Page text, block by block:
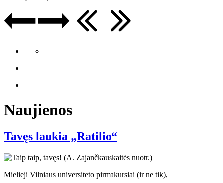
Naujienos
Tavęs laukia „Ratilio“
Mielieji Vilniaus universiteto pirmakursiai (ir ne tik),